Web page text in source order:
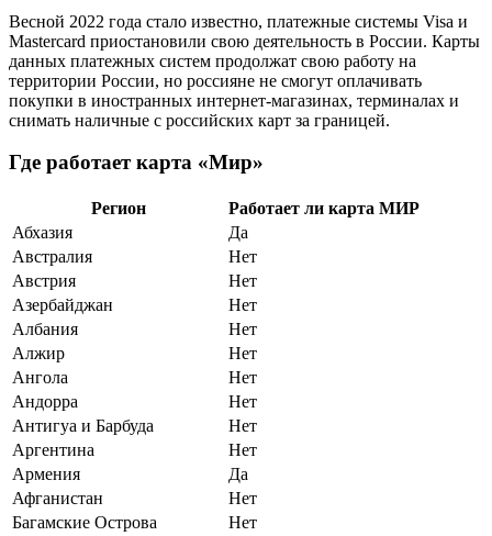
Весной 2022 года стало известно, платежные системы Visa и
Mastercard приостановили свою деятельность в России. Карты
данных платежных систем продолжат свою работу на
территории России, но россияне не смогут оплачивать
покупки в иностранных интернет-магазинах, терминалах и
снимать наличные с российских карт за границей.
Где работает карта «Мир»
Регион
Работает ли карта МИР
Абхазия
Да
Австралия
Нет
Австрия
Нет
Азербайджан
Нет
Албания
Нет
Алжир
Нет
Ангола
Нет
Андорра
Нет
Антигуа и Барбуда
Нет
Аргентина
Нет
Армения
Да
Афганистан
Нет
Багамские Острова
Нет